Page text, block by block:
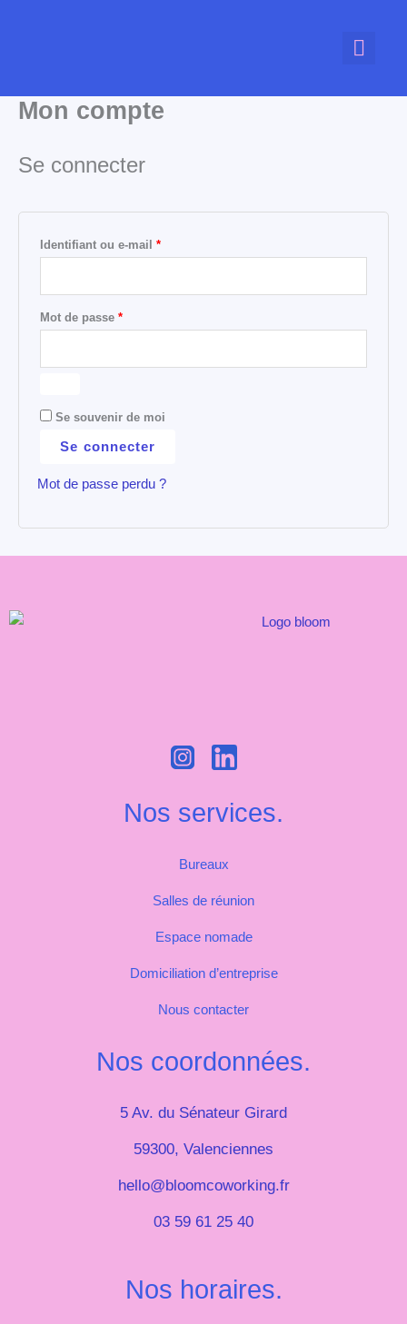
Mon compte
Se connecter
Identifiant ou e-mail *
Mot de passe *
Se souvenir de moi
Se connecter
Mot de passe perdu ?
Nos services.
Bureaux
Salles de réunion
Espace nomade
Domiciliation d’entreprise
Nous contacter
Nos coordonnées.
5 Av. du Sénateur Girard
59300, Valenciennes
hello@bloomcoworking.fr
03 59 61 25 40
Nos horaires.